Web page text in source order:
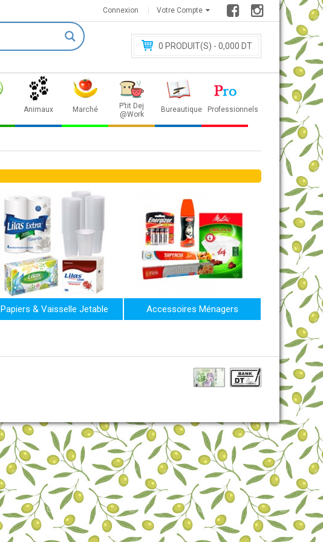
Votre Compte
Connexion
0 PRODUIT(S) - 0,000 DT
Animaux Marché
P’tit Dej
@Work
Bureautique Professionnels
Papiers & Vaisselle Jetable Accessoires Ménagers